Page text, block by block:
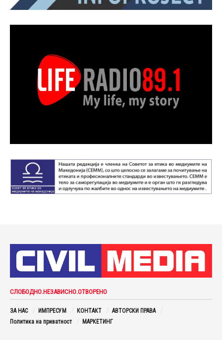
СЛОБОДНО.НЕЗАВИСНО.ОТВОРЕНО
ЗА НАС ИМПРЕСУМ КОНТАКТ
АВТОРСКИ ПРАВА
Политика на приватност
МАРКЕТИНГ